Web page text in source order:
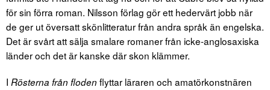
för sin förra roman. Nilsson förlag gör ett hedervärt jobb när
de ger ut översatt skönlitteratur från andra språk än engelska.
Det är svårt att sälja smalare romaner från icke-anglosaxiska
länder och det är kanske där skon klämmer.
I Rösterna från floden flyttar läraren och amatörkonstnären